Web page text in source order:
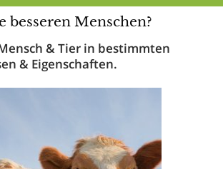
besseren Menschen?
& Tier in bestimmten
& Eigenschaften.